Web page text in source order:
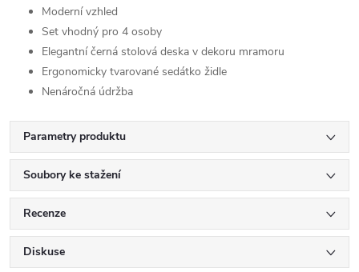
Moderní vzhled
Set vhodný pro 4 osoby
Elegantní černá stolová deska v dekoru mramoru
Ergonomicky tvarované sedátko židle
Nenáročná údržba
Parametry produktu
Soubory ke stažení
Recenze
Diskuse